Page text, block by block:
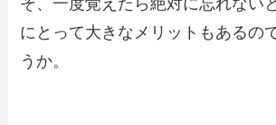
にとって大きなメリットもあるの
うか。